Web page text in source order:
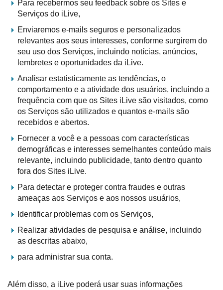
Para recebermos seu feedback sobre os Sites e
Serviços do iLive,
Enviaremos e-mails seguros e personalizados
relevantes aos seus interesses, conforme surgirem do
seu uso dos Serviços, incluindo notícias, anúncios,
lembretes e oportunidades da iLive.
Analisar estatisticamente as tendências, o
comportamento e a atividade dos usuários, incluindo a
frequência com que os Sites iLive são visitados, como
os Serviços são utilizados e quantos e-mails são
recebidos e abertos.
Fornecer a você e a pessoas com características
demográficas e interesses semelhantes conteúdo mais
relevante, incluindo publicidade, tanto dentro quanto
fora dos Sites iLive.
Para detectar e proteger contra fraudes e outras
ameaças aos Serviços e aos nossos usuários,
Identificar problemas com os Serviços,
Realizar atividades de pesquisa e análise, incluindo
as descritas abaixo,
para administrar sua conta.
Além disso, a iLive poderá usar suas informações